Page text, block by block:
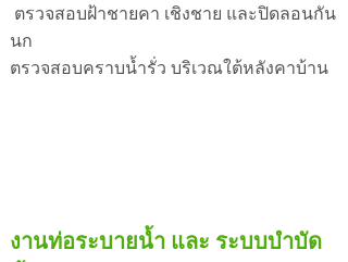
ตรวจสอบฝ้าชายคา เชิงชาย และปิดลอนกัน
นก
ตรวจสอบคราบน้ำรั่ว บริเวณใต้หลังคาบ้าน
งานท่อระบายน้ำ และ ระบบบำบัด